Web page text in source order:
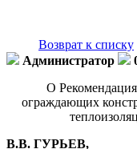
Возврат к списку
Администратор
О
ограждающих
В.В. ГУРЬЕВ,